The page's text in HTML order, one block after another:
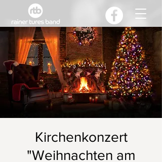
Kirchenkonzert
"Weihnachten am